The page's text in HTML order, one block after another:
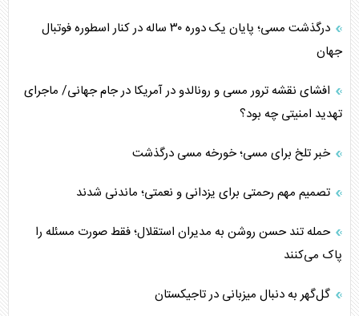
درگذشت مسی؛ پایان یک دوره ۳۰ ساله در کنار اسطوره فوتبال
جهان
افشای نقشه ترور مسی و رونالدو در آمریکا در جام جهانی/ ماجرای
تهدید امنیتی چه بود؟
خبر تلخ برای مسی؛ خورخه مسی درگذشت
تصمیم مهم رحمتی برای یزدانی و نعمتی؛ ماندنی شدند
حمله تند حسن روشن به مدیران استقلال؛ فقط صورت مسئله را
پاک می‌کنند
گل‌گهر به دنبال میزبانی در تاجیکستان